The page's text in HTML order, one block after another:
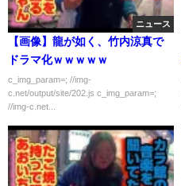
ニュース
【画像】龍が如く、竹内涼真で
ドラマ化ｗｗｗｗｗ
c_img_param=; //img-
c.net/output/site/202.js c_img_param=;
//img-c.net...